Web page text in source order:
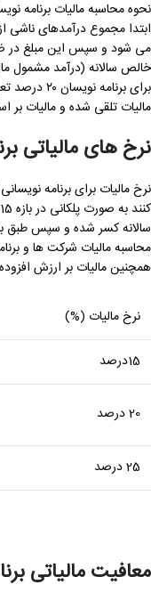
نحوه محاسبه مالیات
ابتدا مجموع درآمدهای ناشی
می شود و سپس این مبلغ
مالیات تلقی شده و مالیات
نرخ های مالیاتی
نرخ مالیات برای برنامه
سالانه کسر شده و سپس طبق
همچنین مالیات بر ارزش
نرخ مالیات (%)
15درصد
20 درصد
25 درصد
معافیت مالیاتی